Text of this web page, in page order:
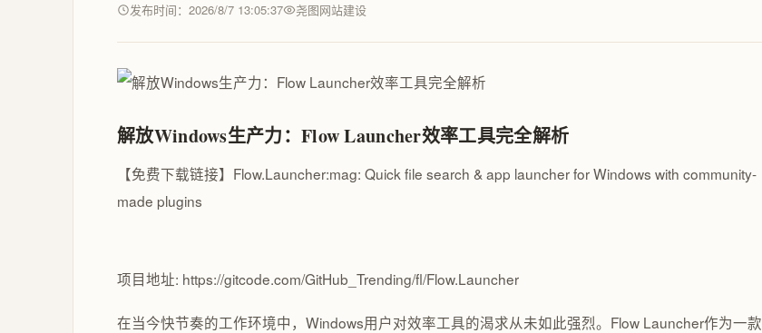
发布时间：2026/8/7 13:05:37 尧图网站建设
解放Windows生产力：Flow Launcher效率工具完全解析
【免费下载链接】Flow.Launcher:mag: Quick file search & app launcher for Windows with community-
made plugins
项目地址: https://gitcode.com/GitHub_Trending/fl/Flow.Launcher
在当今快节奏的工作环境中，Windows用户对效率工具的渴求从未如此强烈。Flow Launcher作为一款